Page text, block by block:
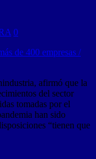
0
afirmó que la
del sector
tomadas por el
han sido
“tienen que